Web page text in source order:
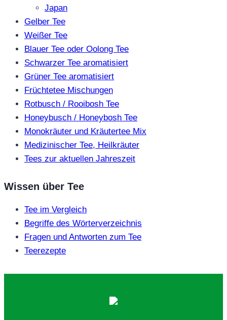
Japan
Gelber Tee
Weißer Tee
Blauer Tee oder Oolong Tee
Schwarzer Tee aromatisiert
Grüner Tee aromatisiert
Früchtetee Mischungen
Rotbusch / Rooibosh Tee
Honeybusch / Honeybosh Tee
Monokräuter und Kräutertee Mix
Medizinischer Tee, Heilkräuter
Tees zur aktuellen Jahreszeit
Wissen über Tee
Tee im Vergleich
Begriffe des Wörterverzeichnis
Fragen und Antworten zum Tee
Teerezepte